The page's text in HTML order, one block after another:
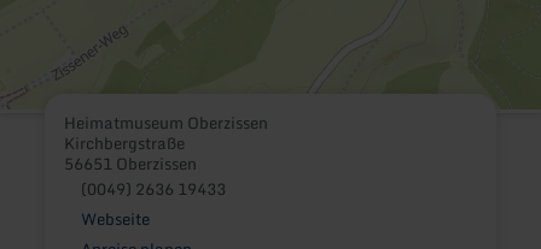
Heimatmuseum Oberzissen
Kirchbergstraße
56651 Oberzissen
(0049) 2636 19433
Webseite